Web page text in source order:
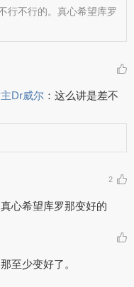
行不行的。真心希望库罗
Dr威尔 ： 这么讲是差不
2
心希望库罗那变好的
至少变好了。